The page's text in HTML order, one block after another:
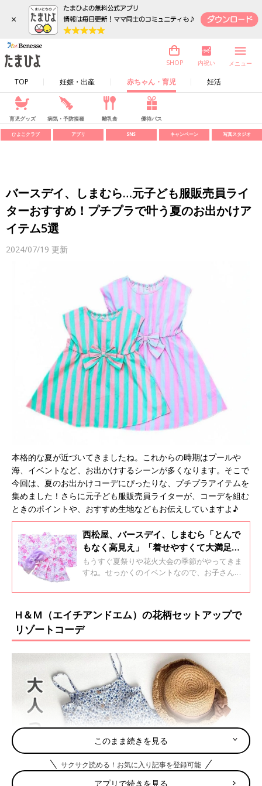
×
TOP 妊娠・出産 赤ちゃん・育児 妊活
SHOP 内祝い メニュー
育児グッズ 病気・予防接種 離乳食 優待パス
ひよこクラブ アプリ SNS キャンペーン 写真スタジオ
バースデイ、しまむら…元子ども服販売員ライ
ターおすすめ！プチプラで叶う夏のお出かけア
イテム5選
2024/07/19 更新
本格的な夏が近づいてきましたね。これからの時期はプールや
海、イベントなど、お出かけするシーンが多くなります。そこで
今回は、夏のお出かけコーデにぴったりな、プチプラアイテムを
集めました！さらに元子ども服販売員ライターが、コーデを組む
ときのポイントや、おすすめ生地などもお伝えしていますよ♪
西松屋、バースデイ、しまむら「とんで
もなく高見え」「着せやすくて大満足」
品切れ注意！大人気の浴衣＆甚平4選
もうすぐ夏祭りや花火大会の季節がやってきま
すね。せっかくのイベントなので、お子さんに
多いのではないでしょうか？そこで今回は、プ
衣と甚平をご紹介します♪
H＆M（エイチアンドエム）の花柄セットアップで
リゾートコーデ
このまま続きを見る
サクサク読める！お気に入り記事を登録可能
アプリで続きを見る